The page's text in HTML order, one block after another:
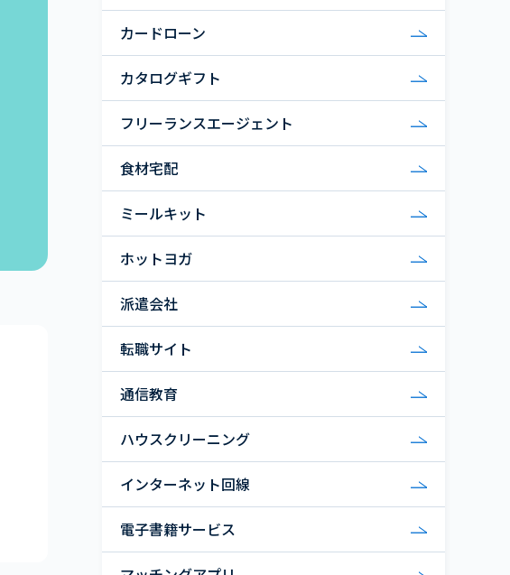
カードローン
カタログギフト
フリーランスエージェント
食材宅配
ミールキット
ホットヨガ
派遣会社
転職サイト
通信教育
ハウスクリーニング
インターネット回線
電子書籍サービス